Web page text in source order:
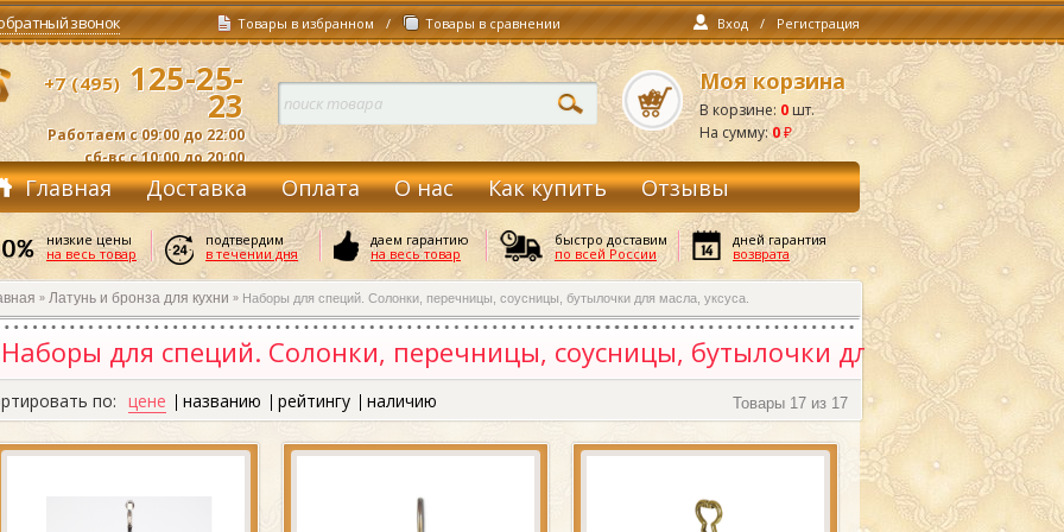
звонок Товары в избранном / Товары в сравнении Вход / Регистрация
+7 (495)125-25-
23
Работаем с 09:00 до 22:00
сб-вс с 10:00 до 20:00
Моя корзина
В корзине: 0шт.
На сумму:0 ₽
Главная Доставка Оплата О нас Как купить
Отзывы
низкие цены
на весь товар
подтвердим
в течении дня
даем гарантию
на весь товар
быстро доставим
по всей России
дней гарантия
возврата
» Латунь и бронза для кухни » Наборы для специй. Солонки, перечницы, соусницы, бутылочки для масла, уксуса.
Наборы для специй. Солонки, перечницы, соусницы, бутылочки для
масла, уксуса.
по: цене названию рейтингу наличию Товары 17 из 17